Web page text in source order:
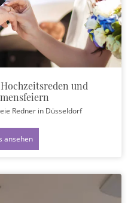
und
Redner in Düsseldorf
ansehen